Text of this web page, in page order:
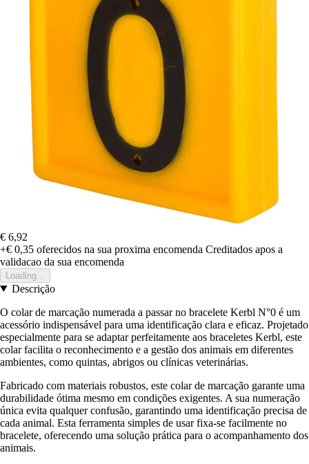
€ 6,92
+€ 0,35 oferecidos na sua proxima encomenda Creditados apos a
validacao da sua encomenda
Loading...
Descrição
O colar de marcação numerada a passar no bracelete Kerbl N°0 é um
acessório indispensável para uma identificação clara e eficaz. Projetado
especialmente para se adaptar perfeitamente aos braceletes Kerbl, este
colar facilita o reconhecimento e a gestão dos animais em diferentes
ambientes, como quintas, abrigos ou clínicas veterinárias.
Fabricado com materiais robustos, este colar de marcação garante uma
durabilidade ótima mesmo em condições exigentes. A sua numeração
única evita qualquer confusão, garantindo uma identificação precisa de
cada animal. Esta ferramenta simples de usar fixa-se facilmente no
bracelete, oferecendo uma solução prática para o acompanhamento dos
animais.